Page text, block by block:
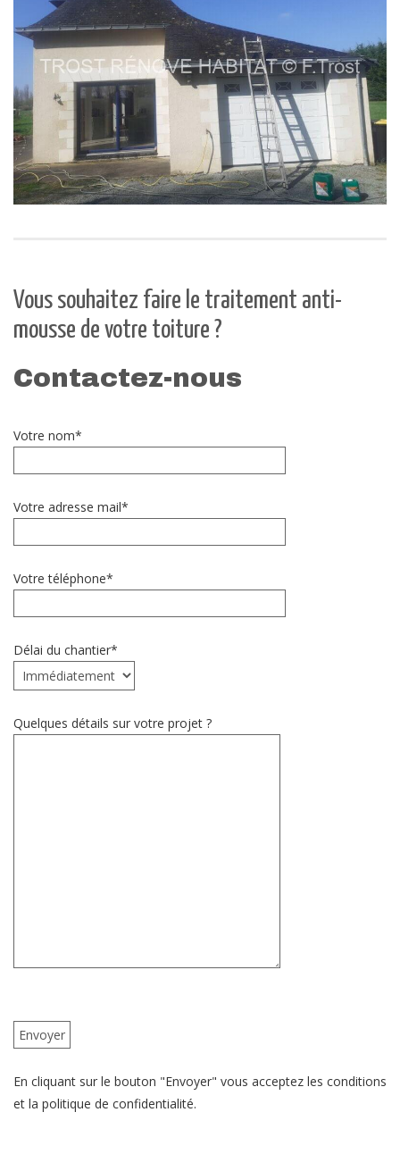
Vous souhaitez faire le traitement anti-
mousse de votre toiture ?
Contactez-nous
Votre nom*
Votre adresse mail*
Votre téléphone*
Délai du chantier*
Quelques détails sur votre projet ?
En cliquant sur le bouton "Envoyer" vous acceptez les conditions
et la politique de confidentialité.